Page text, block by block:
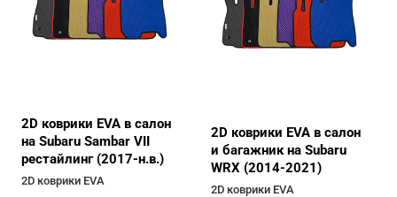
2D коврики EVA в салон
на Subaru Sambar VII
рестайлинг (2017-н.в.)
2D коврики EVA
2D коврики EVA в салон
и багажник на Subaru
WRX (2014-2021)
2D коврики EVA